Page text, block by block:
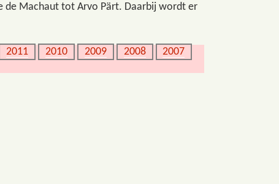
de Machaut tot Arvo Pärt. Daarbij wordt er
2011 2010 2009 2008
2007